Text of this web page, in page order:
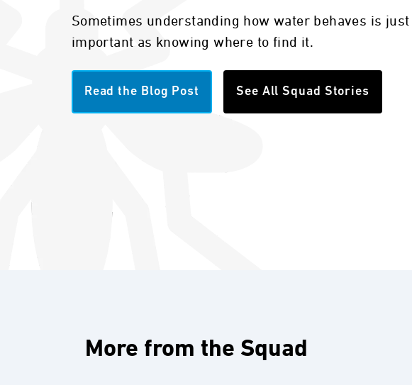
Sometimes understanding how water behaves is just
important as knowing where to find it.
Read the Blog Post See All Squad Stories
More from the Squad